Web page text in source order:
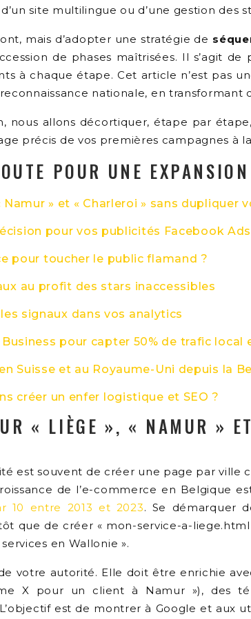
site multilingue ou d’une gestion
mais d’adopter une stratégie de
de phases maîtrisées. Il s’agit de
à chaque étape. Cet article n’est pas
nationale, en
nous allons décortiquer, étape par
précis de vos premières campagnes à
POUR UNE
» et « Charleroi » sans dupliquer
pour vos publicités Facebook
pour toucher le public flamand ?
au profit des stars inaccessibles
signaux dans vos analytics
pour capter 50% de trafic local
Suisse et au Royaume-Uni depuis la
créer un enfer logistique et SEO ?
« LIÈGE », « NAMUR »
est souvent de créer une page par ville
de l’e-commerce en Belgique
10 entre 2013 et 2023. Se démarquer
que de créer « mon-service-a-
en Wallonie ».
votre autorité. Elle doit être enrichie
X pour un client à Namur »), des
est de montrer à Google et aux